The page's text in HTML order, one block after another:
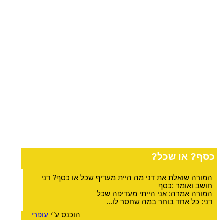
כסף? או שכל?
המורה שואלת את דני מה היית מעדיף שכל או כסף? דני
חושב ואומר :כסף
המורה אמרה: אני הייתי מעדיפה שכל
דני: כל אחד בוחר במה שחסר לו...
הוכנס ע"י עופרי